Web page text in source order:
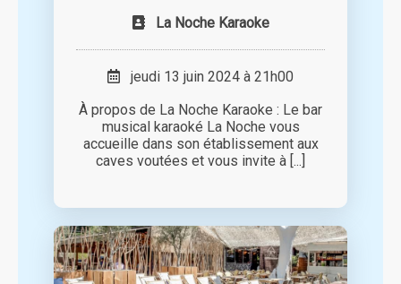
La Noche Karaoke
jeudi 13 juin 2024 à 21h00
À propos de La Noche Karaoke : Le bar
musical karaoké La Noche vous
accueille dans son établissement aux
caves voutées et vous invite à [...]